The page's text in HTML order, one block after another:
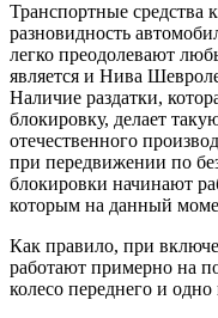
Транспортные средства
разновидность
легко преодолевают
является и Нива
Наличие раздатки,
блокировку, делает
отечественного
при передвижении по
блокировки начинают
которым на данный
Как правило, при
работают примерно на
колесо переднего и одно